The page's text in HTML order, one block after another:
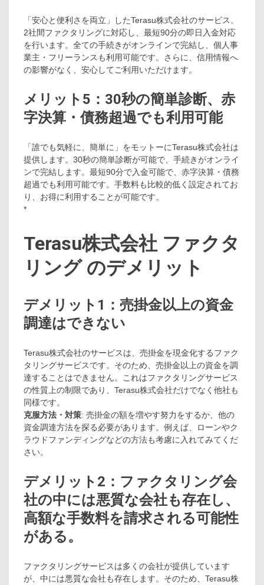
「安心と便利さを両立」したTerasu株式会社のサービス。
2社間ファクタリングに対応し、最短90分の即日入金対応
を行います。全ての手続きがオンラインで完結し、個人事
業主・フリーランスも利用可能です。さらに、信用情報へ
の影響がなく、安心してご利用いただけます。
メリット5：30秒の簡単診断、赤
字決算・債務超過でも利用可能
「誰でも気軽に、簡単に」をモットーにTerasu株式会社は
提供します。30秒の簡単診断が可能で、手続きがオンライ
ンで完結します。最短90分で入金可能で、赤字決算・債務
超過でも利用可能です。手数料も比較的低く設定されてお
り、お得に利用することが可能です。
*
Terasu株式会社 ファクタ
リング のデメリット
デメリット1：売掛金以上の資金
調達はできない
Terasu株式会社のサービスは、売掛金を現金化するファク
タリングサービスです。そのため、売掛金以上の資金を調
達することはできません。これはファクタリングサービス
の性質上の制限であり、Terasu株式会社だけでなく他社も
同様です。
克服方法・対策: 売掛金の額を増やす努力をするか、他の
資金調達方法を探る必要があります。例えば、ローンやク
ラウドファンディングなどの方法も考慮に入れてみてくだ
さい。
デメリット2：ファクタリング会
社の中には悪質な会社も存在し、
高額な手数料を請求される可能性
がある。
ファクタリングサービスは多くの会社が提供しています
が、中には悪質な会社も存在します。そのため、Terasu株